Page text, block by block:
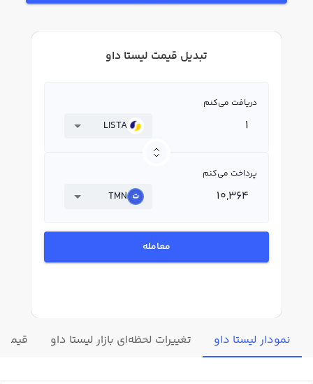
تبدیل قیمت لیستا داو
دریافت می‌کنم
LISTA
پرداخت می‌کنم
TMN
معامله
نمودار لیستا داو تغییرات لحظه‌ای بازار لیستا داو قیمت